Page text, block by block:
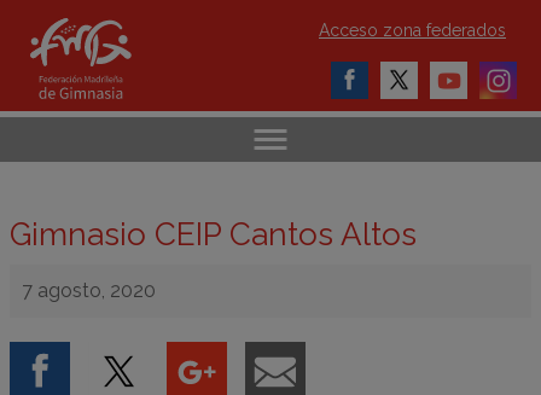
Acceso zona federados
Gimnasio CEIP Cantos Altos
7 agosto, 2020